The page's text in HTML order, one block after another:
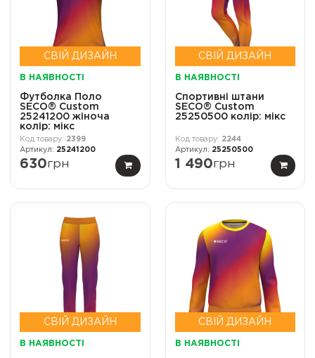
СВІЙ ДИЗАЙН
В НАЯВНОСТІ
Футболка Поло
SECO® Custom
25241200 жіноча
колір: мікс
2399
25241200
630грн
СВІЙ ДИЗАЙН
В НАЯВНОСТІ
Спортивні штани
SECO® Custom
25250500 колір: мікс
2244
25250500
1 490грн
СВІЙ ДИЗАЙН
В НАЯВНОСТІ
СВІЙ ДИЗАЙН
В НАЯВНОСТІ